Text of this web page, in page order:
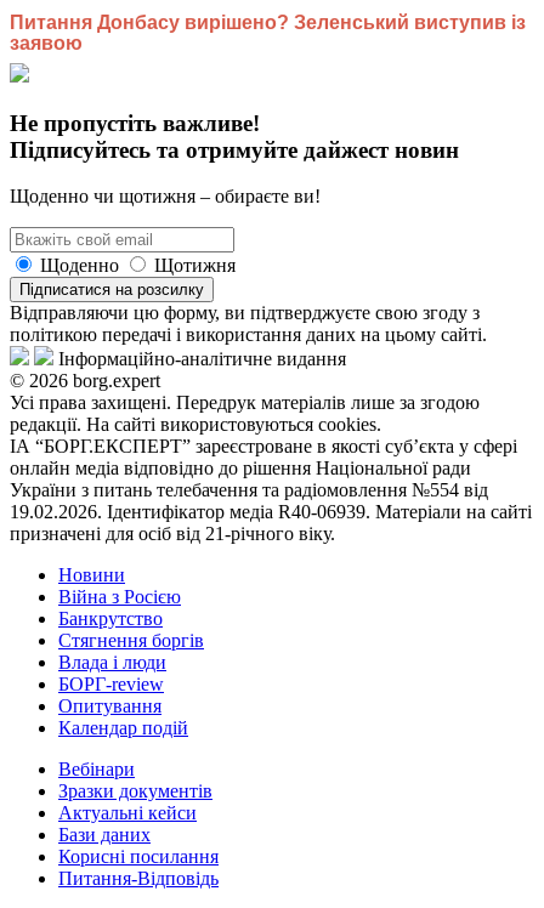
Не пропустіть важливе!
Підписуйтесь та отримуйте дайжест новин
Щоденно чи щотижня – обираєте ви!
Щоденно Щотижня
Підписатися на розсилку
Відправляючи цю форму, ви підтверджуєте свою згоду з
політикою передачі і використання даних на цьому сайті.
Інформаційно-аналітичне видання
© 2026 borg.expert
Усі права захищені. Передрук матеріалів лише за згодою
редакції. На сайті використовуються cookies.
ІА “БОРГ.ЕКСПЕРТ” зареєстроване в якості суб’єкта у сфері
онлайн медіа відповідно до рішення Національної ради
України з питань телебачення та радіомовлення №554 від
19.02.2026. Ідентифікатор медіа R40-06939. Матеріали на сайті
призначені для осіб від 21-річного віку.
Новини
Війна з Росією
Банкрутство
Стягнення боргiв
Влада i люди
БОРГ-review
Опитування
Календар подій
Вебінари
Зразки документів
Актуальні кейси
Бази даних
Корисні посилання
Питання-Відповідь